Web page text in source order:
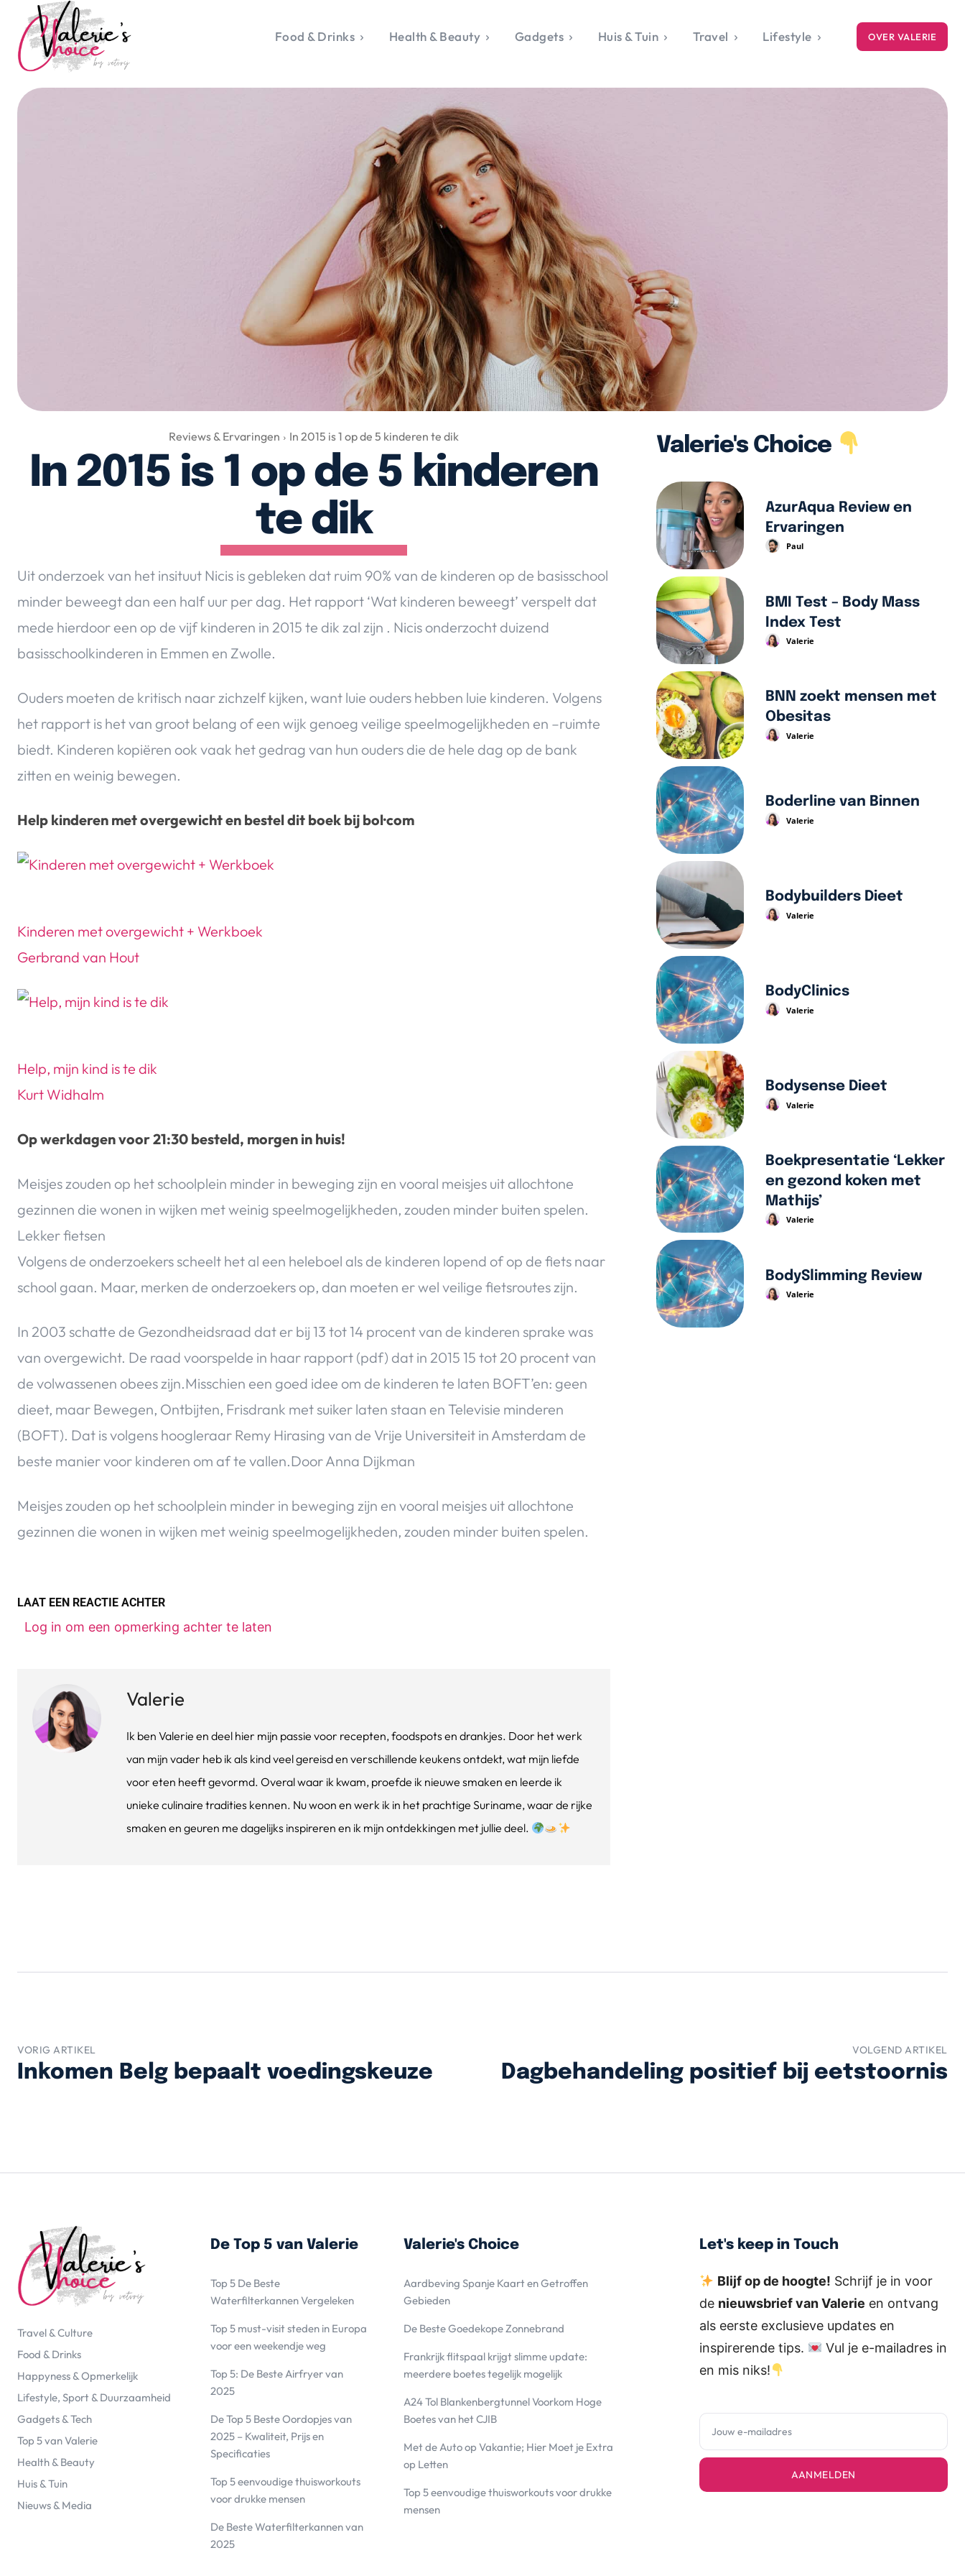
Happyness & Opmerkelijk
Lifestyle, Sport &
Duurzaamheid
Gadgets & Tech
Top 5 van Valerie
Health & Beauty
Huis & Tuin
Nieuws & Media
De Top 5
Contact
Food & Drinks Health & Beauty Gadgets Huis & Tuin Travel Lifestyle OVER VALERIE
Reviews & Ervaringen In 2015 is 1 op de 5 kinderen te dik
In 2015 is 1 op de 5 kinderen
te dik
Uit onderzoek van het insituut Nicis is gebleken dat ruim 90% van de kinderen op de basisschool
minder beweegt dan een half uur per dag. Het rapport ‘Wat kinderen beweegt’ verspelt dat
mede hierdoor een op de vijf kinderen in 2015 te dik zal zijn . Nicis onderzocht duizend
basisschoolkinderen in Emmen en Zwolle.
Ouders moeten de kritisch naar zichzelf kijken, want luie ouders hebben luie kinderen. Volgens
het rapport is het van groot belang of een wijk genoeg veilige speelmogelijkheden en –ruimte
biedt. Kinderen kopiëren ook vaak het gedrag van hun ouders die de hele dag op de bank
zitten en weinig bewegen.
Help kinderen met overgewicht en bestel dit boek bij bol·com
Kinderen met overgewicht + Werkboek
Gerbrand van Hout
Help, mijn kind is te dik
Kurt Widhalm
Op werkdagen voor 21:30 besteld, morgen in huis!
Meisjes zouden op het schoolplein minder in beweging zijn en vooral meisjes uit allochtone
gezinnen die wonen in wijken met weinig speelmogelijkheden, zouden minder buiten spelen.
Lekker fietsen
Volgens de onderzoekers scheelt het al een heleboel als de kinderen lopend of op de fiets naar
school gaan. Maar, merken de onderzoekers op, dan moeten er wel veilige fietsroutes zijn.
In 2003 schatte de Gezondheidsraad dat er bij 13 tot 14 procent van de kinderen sprake was
van overgewicht. De raad voorspelde in haar rapport (pdf) dat in 2015 15 tot 20 procent van
de volwassenen obees zijn.Misschien een goed idee om de kinderen te laten BOFT’en: geen
dieet, maar Bewegen, Ontbijten, Frisdrank met suiker laten staan en Televisie minderen
(BOFT). Dat is volgens hoogleraar Remy Hirasing van de Vrije Universiteit in Amsterdam de
beste manier voor kinderen om af te vallen.Door Anna Dijkman
Meisjes zouden op het schoolplein minder in beweging zijn en vooral meisjes uit allochtone
gezinnen die wonen in wijken met weinig speelmogelijkheden, zouden minder buiten spelen.
LAAT EEN REACTIE ACHTER
Log in om een opmerking achter te laten
Valerie
Ik ben Valerie en deel hier mijn passie voor recepten, foodspots en drankjes. Door het werk
van mijn vader heb ik als kind veel gereisd en verschillende keukens ontdekt, wat mijn liefde
voor eten heeft gevormd. Overal waar ik kwam, proefde ik nieuwe smaken en leerde ik
unieke culinaire tradities kennen. Nu woon en werk ik in het prachtige Suriname, waar de rijke
smaken en geuren me dagelijks inspireren en ik mijn ontdekkingen met jullie deel.
Valerie's Choice
AzurAqua Review en
Ervaringen
Paul
BMI Test – Body Mass
Index Test
Valerie
BNN zoekt mensen met
Obesitas
Valerie
Boderline van Binnen
Valerie
Bodybuilders Dieet
Valerie
BodyClinics
Valerie
Bodysense Dieet
Valerie
Boekpresentatie ‘Lekker
en gezond koken met
Mathijs’
Valerie
BodySlimming Review
Valerie
VORIG ARTIKEL
Inkomen Belg bepaalt voedingskeuze
VOLGEND ARTIKEL
Dagbehandeling positief bij eetstoornis
Travel & Culture
Food & Drinks
Happyness & Opmerkelijk
Lifestyle, Sport & Duurzaamheid
Gadgets & Tech
Top 5 van Valerie
Health & Beauty
Huis & Tuin
Nieuws & Media
De Top 5 van Valerie
Top 5 De Beste
Waterfilterkannen Vergeleken
Top 5 must-visit steden in Europa
voor een weekendje weg
Top 5: De Beste Airfryer van
2025
De Top 5 Beste Oordopjes van
2025 – Kwaliteit, Prijs en
Specificaties
Top 5 eenvoudige thuisworkouts
voor drukke mensen
De Beste Waterfilterkannen van
2025
Valerie's Choice
Aardbeving Spanje Kaart en Getroffen
Gebieden
De Beste Goedekope Zonnebrand
Frankrijk flitspaal krijgt slimme update:
meerdere boetes tegelijk mogelijk
A24 Tol Blankenbergtunnel Voorkom Hoge
Boetes van het CJIB
Met de Auto op Vakantie; Hier Moet je Extra
op Letten
Top 5 eenvoudige thuisworkouts voor drukke
mensen
Let's keep in Touch
Blijf op de hoogte! Schrijf je in voor
de nieuwsbrief van Valerie en ontvang
als eerste exclusieve updates en
inspirerende tips.
Vul je e-mailadres in
en mis niks!
AANMELDEN